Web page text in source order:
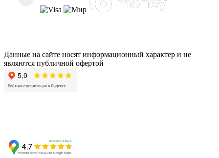
Данные на сайте носят информационный характер и не
являются публичной офертой